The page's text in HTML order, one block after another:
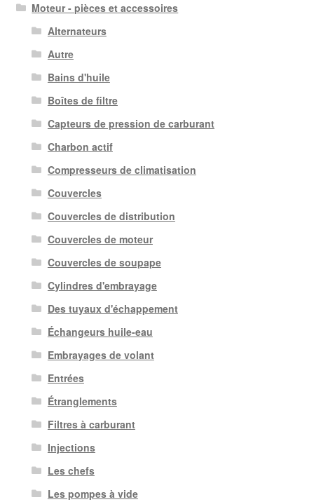
Moteur - pièces et accessoires
Alternateurs
Autre
Bains d'huile
Boîtes de filtre
Capteurs de pression de carburant
Charbon actif
Compresseurs de climatisation
Couvercles
Couvercles de distribution
Couvercles de moteur
Couvercles de soupape
Cylindres d'embrayage
Des tuyaux d'échappement
Échangeurs huile-eau
Embrayages de volant
Entrées
Étranglements
Filtres à carburant
Injections
Les chefs
Les pompes à vide